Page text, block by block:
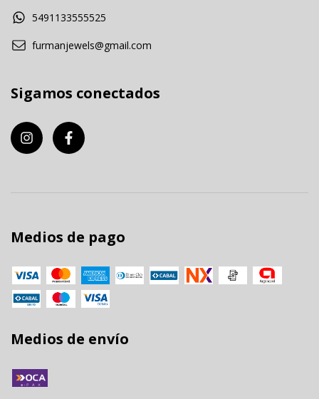
5491133555525
furmanjewels@gmail.com
Sigamos conectados
Medios de pago
Medios de envío